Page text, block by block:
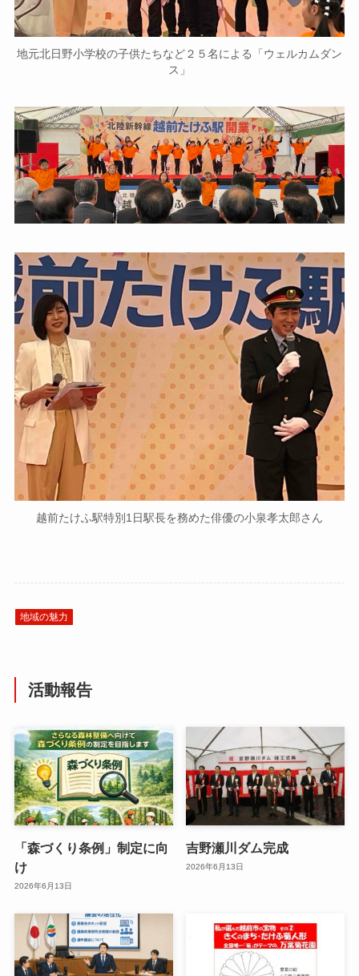
地元北日野小学校の子供たちなど２５名による「ウェルカムダン
ス」
越前たけふ駅特別1日駅長を務めた俳優の小泉孝太郎さん
地域の魅力
活動報告
「森づくり条例」制定に向
け
2026年6月13日
吉野瀬川ダム完成
2026年6月13日